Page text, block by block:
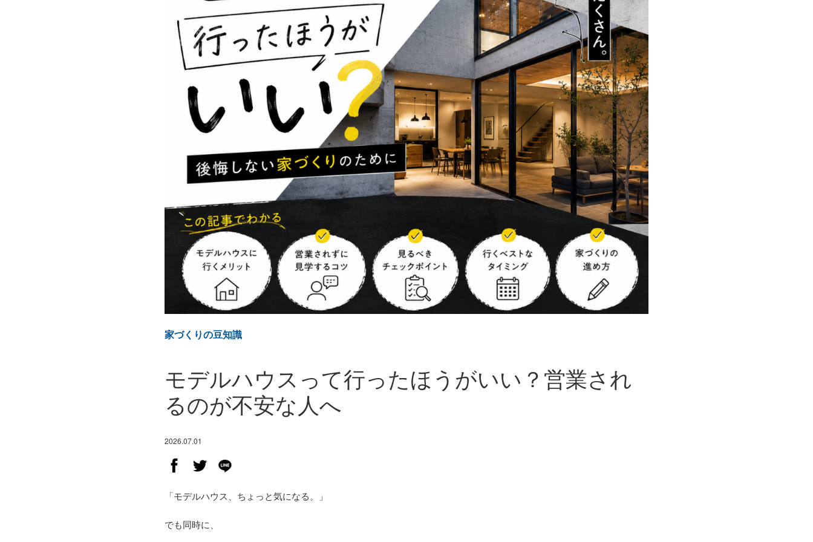
家づくりの豆知識
モデルハウスって行ったほうがいい？営業され
るのが不安な人へ
2026.07.01
「モデルハウス、ちょっと気になる。」
でも同時に、